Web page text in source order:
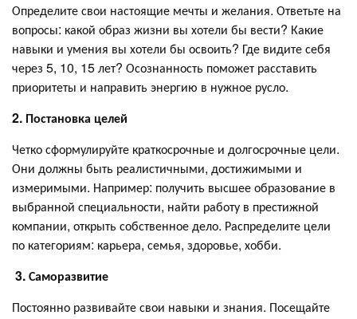
Определите свои настоящие мечты и желания. Ответьте на
вопросы: какой образ жизни вы хотели бы вести? Какие
навыки и умения вы хотели бы освоить? Где видите себя
через 5, 10, 15 лет? Осознанность поможет расставить
приоритеты и направить энергию в нужное русло.
2. Постановка целей
Четко сформулируйте краткосрочные и долгосрочные цели.
Они должны быть реалистичными, достижимыми и
измеримыми. Например: получить высшее образование в
выбранной специальности, найти работу в престижной
компании, открыть собственное дело. Распределите цели
по категориям: карьера, семья, здоровье, хобби.
3. Саморазвитие
Постоянно развивайте свои навыки и знания. Посещайте